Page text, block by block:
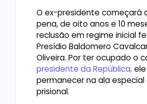
O ex-presidente começará
pena, de oito anos e 10
reclusão em regime inicial
Presídio Baldomero
Oliveira. Por ter ocupado o
presidente da República,
permanecer na ala especial
prisional.